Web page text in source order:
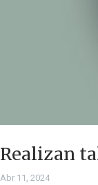
Realizan
Abr 11, 2024